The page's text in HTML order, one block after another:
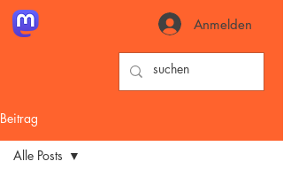
Anmelden
Beitrag
Alle Posts